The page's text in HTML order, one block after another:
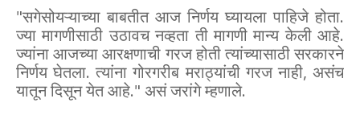
"सगेसोयऱ्याच्या बाबतीत आज निर्णय घ्यायला पाहिजे होता.
ज्या मागणीसाठी उठावच नव्हता ती मागणी मान्य केली आहे.
ज्यांना आजच्या आरक्षणाची गरज होती त्यांच्यासाठी सरकारने
निर्णय घेतला. त्यांना गोरगरीब मराठ्यांची गरज नाही, असंच
यातून दिसून येत आहे." असं जरांगे म्हणाले.